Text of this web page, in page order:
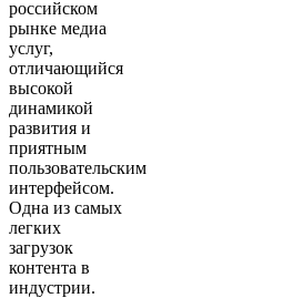
российском
рынке медиа
услуг,
отличающийся
высокой
динамикой
развития и
приятным
пользовательским
интерфейсом.
Одна из самых
легких
загрузок
контента в
индустрии.